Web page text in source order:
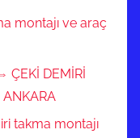
montajı ve araç
ÇEKİ DEMİRİ
takma montajı